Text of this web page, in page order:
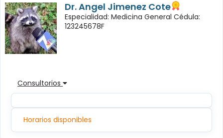
Dr. Angel Jimenez Cote
Especialidad: Medicina General Cédula:
123245678F
Consultorios
Horarios disponibles